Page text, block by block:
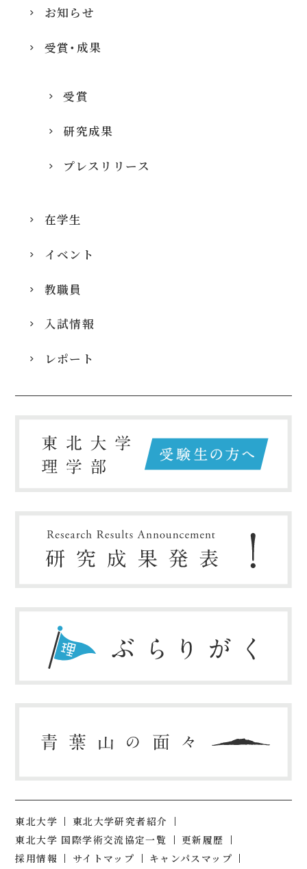
お知らせ
受賞・成果
受賞
研究成果
プレスリリース
在学生
イベント
教職員
入試情報
レポート
東北大学
東北大学研究者紹介
東北大学 国際学術交流協定一覧
更新履歴
採用情報
サイトマップ キャンパスマップ